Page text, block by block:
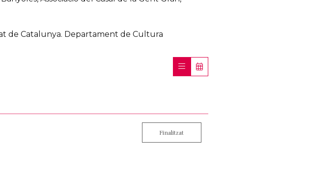
de Catalunya. Departament de Cultura
Finalitzat